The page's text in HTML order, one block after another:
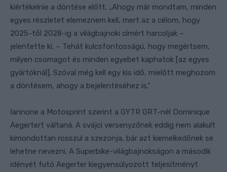
kiértékelnie a döntése előtt. „Ahogy már mondtam, minden
egyes részletet elemeznem kell, mert az a célom, hogy
2025-től 2028-ig a világbajnoki címért harcoljak –
jelentette ki. – Tehát kulcsfontosságú, hogy megértsem,
milyen csomagot és minden egyebet kaphatok [az egyes
gyártóknál]. Szóval még kell egy kis idő, mielőtt meghozom
a döntésem, ahogy a bejelentéséhez is.”
Iannone a Motosprint szerint a GYTR GRT-nél Dominique
Aegertert váltaná. A svájci versenyzőnek eddig nem alakult
kimondottan rosszul a szezonja, bár azt kiemelkedőnek se
lehetne nevezni. A Superbike-világbajnokságon a második
idényét futó Aegerter kiegyensúlyozott teljesítményt